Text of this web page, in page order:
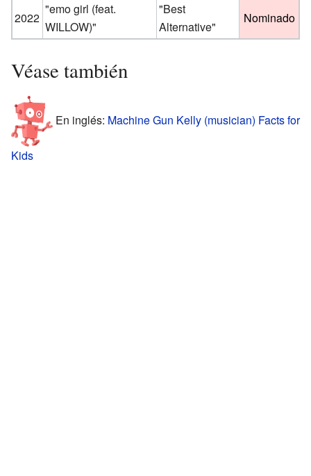
2022
"emo girl (feat.
WILLOW)"
"Best
Alternative"
Nominado
Véase también
En inglés: Machine Gun Kelly (musician) Facts for
Kids